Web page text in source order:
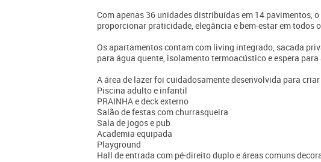
Com apenas 36 unidades distribuídas em 14 pavimentos,
proporcionar praticidade, elegância e bem-estar em todos
Os apartamentos contam com living integrado, sacada
para água quente, isolamento termoacústico e espera
A área de lazer foi cuidadosamente desenvolvida para
Piscina adulto e infantil
PRAINHA e deck externo
Salão de festas com churrasqueira
Sala de jogos e pub
Academia equipada
Playground
Hall de entrada com pé-direito duplo e áreas comuns